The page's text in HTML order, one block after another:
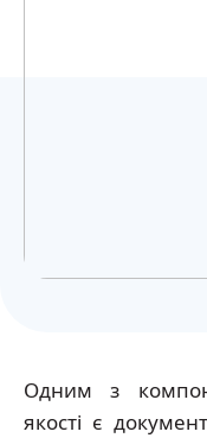
Одним з
якості є